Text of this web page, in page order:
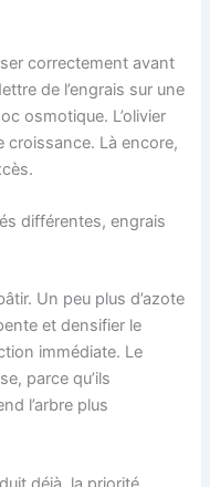
correctement avant
de l’engrais sur une
osmotique. L’olivier
croissance. Là encore,
différentes, engrais
Un peu plus d’azote
et densifier le
immédiate. Le
parce qu’ils
l’arbre plus